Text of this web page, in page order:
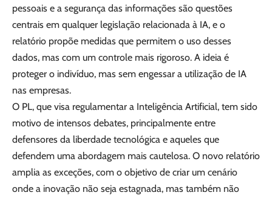
pessoais e a segurança das informações são questões
centrais em qualquer legislação relacionada à IA, e o
relatório propõe medidas que permitem o uso desses
dados, mas com um controle mais rigoroso. A ideia é
proteger o indivíduo, mas sem engessar a utilização de IA
nas empresas.
O PL, que visa regulamentar a Inteligência Artificial, tem sido
motivo de intensos debates, principalmente entre
defensores da liberdade tecnológica e aqueles que
defendem uma abordagem mais cautelosa. O novo relatório
amplia as exceções, com o objetivo de criar um cenário
onde a inovação não seja estagnada, mas também não